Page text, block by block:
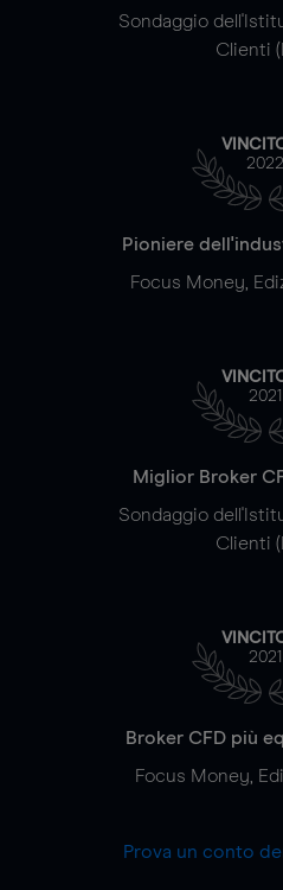
Sondaggio
Clienti
2022
Pioniere
Focus Money,
2021
Miglior Broker
Sondaggio
Clienti
2021
Broker CFD più
Focus Money,
Prova un conto